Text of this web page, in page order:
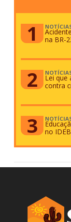
na BR-
Lei que
contra
no